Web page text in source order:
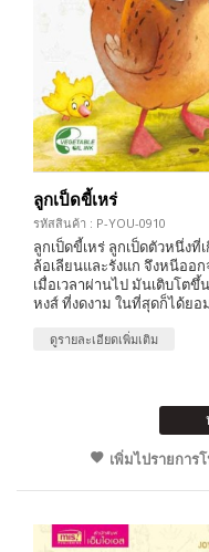
ลูกเป็ดขี้เหร่
รหัสสินค้า : P-YOU-0910
ลูกเป็ดขี้เหร่ ลูกเป็ดตัวหนึ่ง
ล้อเลียนและรังแก จึงหนีออ
เมื่อเวลาผ่านไป มันเติบโต
หงส์ ที่งดงาม ในที่สุดก็ได้ยอ
ดูรายละเอียดเพิ่มเติม
เพิ่มไปรายการ